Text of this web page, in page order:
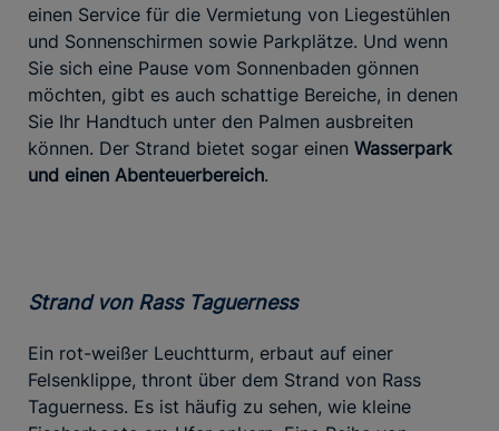
einen Service für die Vermietung von Liegestühlen
und Sonnenschirmen sowie Parkplätze. Und wenn
Sie sich eine Pause vom Sonnenbaden gönnen
möchten, gibt es auch schattige Bereiche, in denen
Sie Ihr Handtuch unter den Palmen ausbreiten
können. Der Strand bietet sogar einen Wasserpark
und einen Abenteuerbereich.
Strand von Rass Taguerness
Ein rot-weißer Leuchtturm, erbaut auf einer
Felsenklippe, thront über dem Strand von Rass
Taguerness. Es ist häufig zu sehen, wie kleine